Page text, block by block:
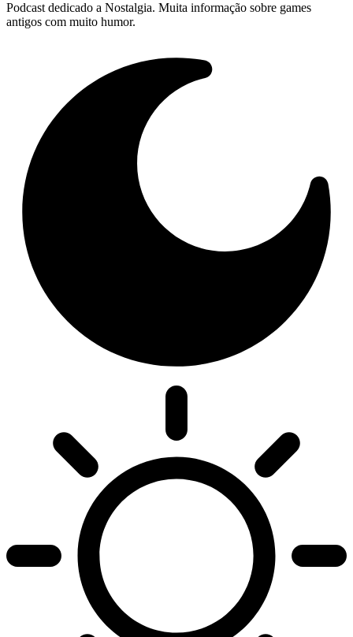
Podcast dedicado a Nostalgia. Muita informação sobre games
antigos com muito humor.